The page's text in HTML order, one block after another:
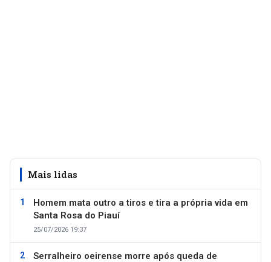
Mais lidas
Homem mata outro a tiros e tira a própria vida em
Santa Rosa do Piauí
25/07/2026 19:37
Serralheiro oeirense morre após queda de